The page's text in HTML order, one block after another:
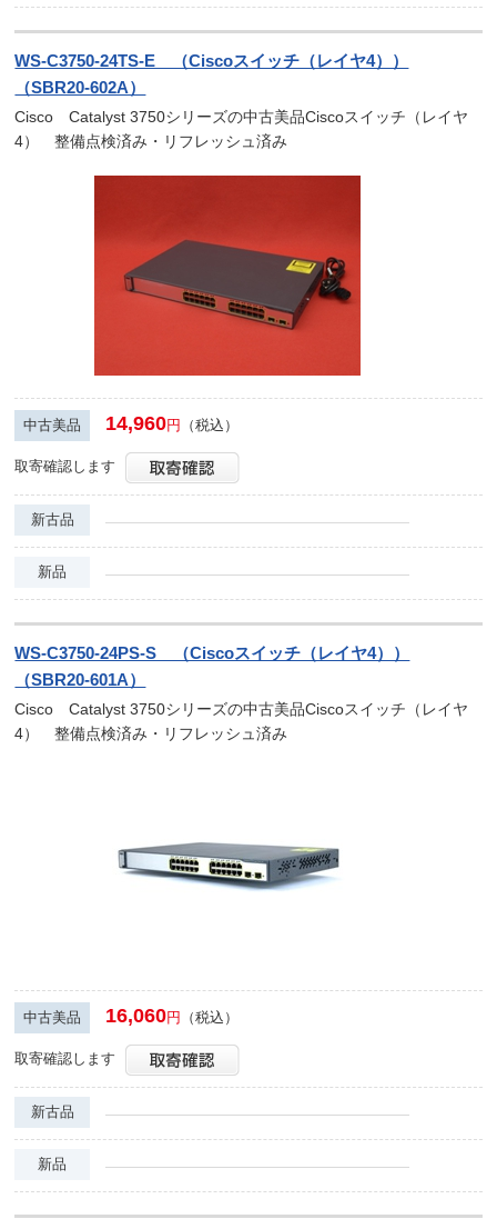
WS-C3750-24TS-E （Ciscoスイッチ（レイヤ4））
（SBR20-602A）
Cisco Catalyst 3750シリーズの中古美品Ciscoスイッチ（レイヤ
4） 整備点検済み・リフレッシュ済み
中古美品 14,960円 （税込）
取寄確認します
新古品
新品
WS-C3750-24PS-S （Ciscoスイッチ（レイヤ4））
（SBR20-601A）
Cisco Catalyst 3750シリーズの中古美品Ciscoスイッチ（レイヤ
4） 整備点検済み・リフレッシュ済み
中古美品 16,060円 （税込）
取寄確認します
新古品
新品